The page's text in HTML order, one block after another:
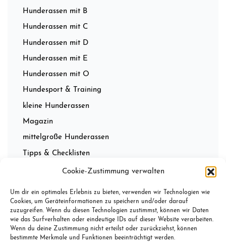
Cookie-Zustimmung verwalten
Um dir ein optimales Erlebnis zu bieten, verwenden wir Technologien wie
Cookies, um Geräteinformationen zu speichern und/oder darauf
zuzugreifen. Wenn du diesen Technologien zustimmst, können wir Daten
wie das Surfverhalten oder eindeutige IDs auf dieser Website verarbeiten.
Wenn du deine Zustimmung nicht erteilst oder zurückziehst, können
bestimmte Merkmale und Funktionen beeinträchtigt werden.
Hunderassen mit B
Hunderassen mit C
Hunderassen mit D
Hunderassen mit E
Hunderassen mit O
Hundesport & Training
kleine Hunderassen
Magazin
mittelgroße Hunderassen
Tipps & Checklisten
Wissenwertes